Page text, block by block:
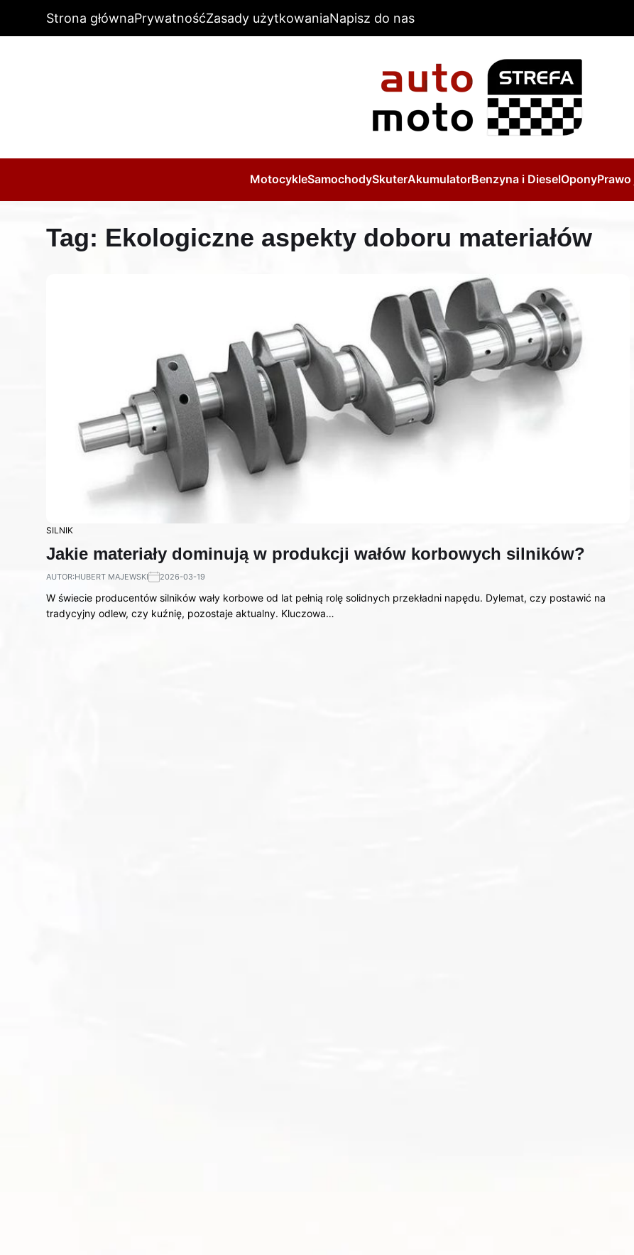
Strona głównaPrywatnośćZasady użytkowaniaNapisz do nas
MotocykleSamochodySkuterAkumulatorBenzyna i DieselOpony
Tag: Ekologiczne aspekty doboru materiałów
SILNIK
Jakie materiały dominują w produkcji wałów korbowych silników?
AUTOR:HUBERT MAJEWSKI 2026-03-19
W świecie producentów silników wały korbowe od lat pełnią rolę solidnych przekładni napędu. Dylemat, czy postawić na
tradycyjny odlew, czy kuźnię, pozostaje aktualny. Kluczowa…